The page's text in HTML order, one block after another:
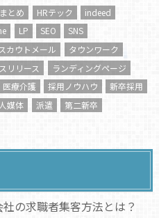
とめ HRテック
indeed
LP SEO
SNS
スカウトメール
タウンワーク
リリース
ランディングページ
医療介護 採用ノウハウ
新卒採用
媒体 派遣
第二新卒
の求職者集客方法とは？